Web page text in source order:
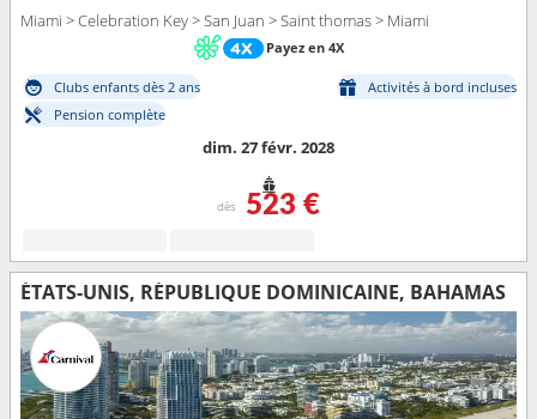
Miami > Celebration Key > San Juan > Saint thomas > Miami
Payez en 4X
Clubs enfants dès 2 ans
Activités à bord incluses
Pension complète
dim. 27 févr. 2028
dès 523 €
ÉTATS-UNIS, RÉPUBLIQUE DOMINICAINE, BAHAMAS